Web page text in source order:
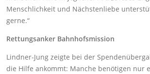
Menschlichkeit und Nächstenliebe
gerne.“
Rettungsanker Bahnhofsmission
Lindner-Jung zeigte bei der
die Hilfe ankommt: Manche benötigen nur